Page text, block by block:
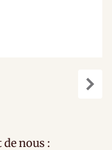
nous :